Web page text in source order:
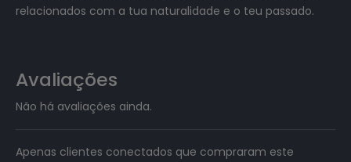
relacionados com a tua naturalidade e o teu passado.
Avaliações
Não há avaliações ainda.
Apenas clientes conectados que compraram este